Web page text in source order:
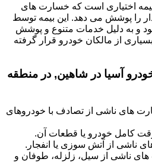
بیمه اختیاری است که خسارت های
را پوشش می دهد. این بیمه توسط
و به دلیل خدمات متنوع و پوشش
از مالکان خودرو قرار گرفته
آسیا در شاهین, در منطقه
های ناشی از تصادف با خودروهای
کامل خودرو یا قطعات آن.
ناشی از آتش سوزی یا انفجار.
ناشی از سیل، زلزله، طوفان و